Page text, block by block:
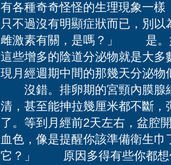
有各種奇奇怪怪的生理現象一
只不過沒有明顯症狀而已，別
雌激素有關，是嗎？」 是。
這些增多的陰道分泌物就是大
現月經週期中間的那幾天分泌
沒錯。排卵期的宮頸內膜腺
清，甚至能抻拉幾厘米都不斷
了。等到月經前2天左右，盆腔
血色，像是提醒你該準備衛生
它？」 原因多得有些你都想